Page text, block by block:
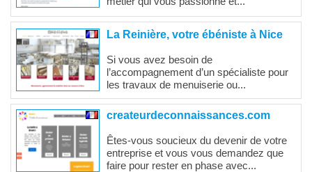
La Reinière, votre ébéniste à Nice
Si vous avez besoin de
l’accompagnement d’un spécialiste pour
les travaux de menuiserie ou...
createurdeconnaissances.com
Êtes-vous soucieux du devenir de votre
entreprise et vous vous demandez que
faire pour rester en phase avec...